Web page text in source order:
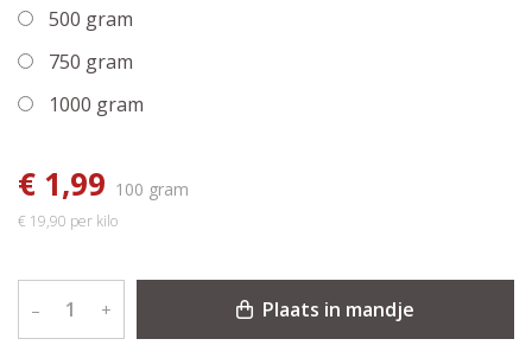
500 gram
750 gram
1000 gram
€ 1,99 100 gram
€ 19,90 per kilo
– + Plaats in mandje